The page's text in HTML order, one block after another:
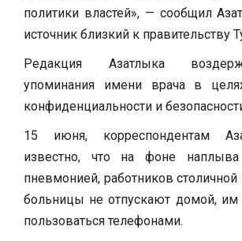
политики властей», — сообщил
источник близкий к правительству
Редакция Азатлыка
упоминания имени врача в
конфиденциальности и
15 июня, корреспондентам
известно, что на фоне
пневмонией, работников
больницы не отпускают домой,
пользоваться телефонами.